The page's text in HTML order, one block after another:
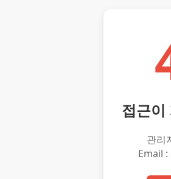
접근이
관리
Email